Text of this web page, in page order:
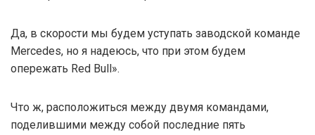
Да, в скорости мы будем уступать заводской команде
Mercedes, но я надеюсь, что при этом будем
опережать Red Bull».
Что ж, расположиться между двумя командами,
поделившими между собой последние пять